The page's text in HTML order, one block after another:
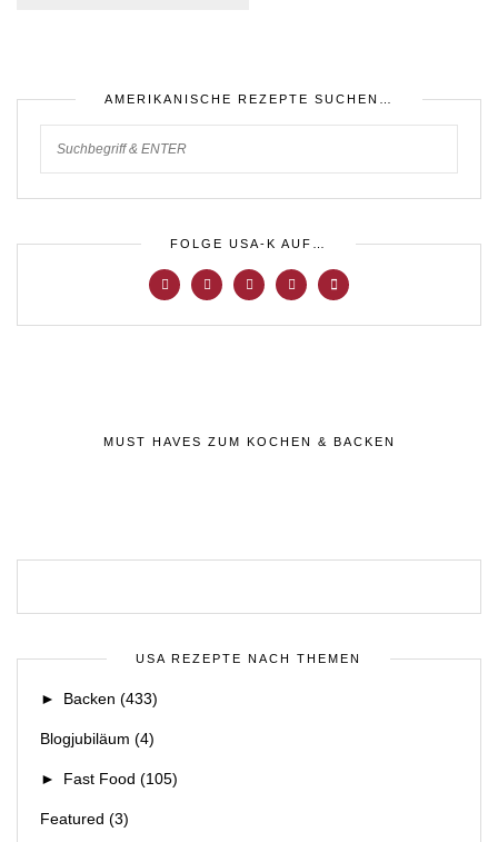
AMERIKANISCHE REZEPTE SUCHEN…
FOLGE USA-K AUF…
MUST HAVES ZUM KOCHEN & BACKEN
USA REZEPTE NACH THEMEN
► Backen (433)
Blogjubiläum (4)
► Fast Food (105)
Featured (3)